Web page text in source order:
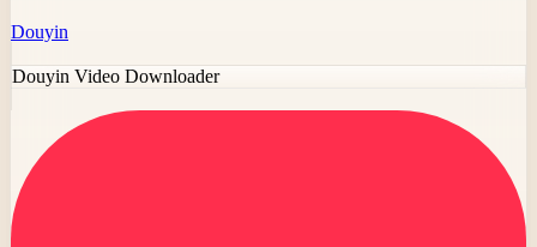
Douyin
Douyin Video Downloader